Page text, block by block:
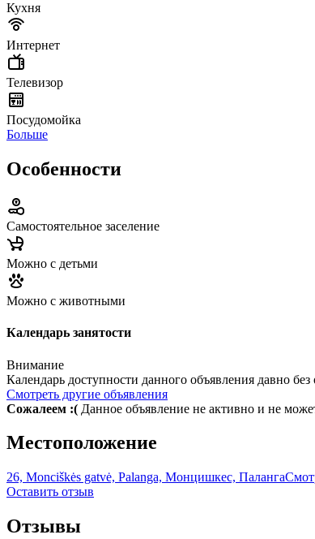
Кухня
Интернет
Телевизор
Посудомойка
Больше
Особенности
Самостоятельное заселение
Можно с детьми
Можно с животными
Календарь занятости
Внимание
Календарь доступности данного объявления давно
Смотреть другие объявления
Сожалеем :( Данное объявление не активно и не
Местоположение
26, Monciškės gatvė, Palanga, Монцишкес, Паланга
Оставить отзыв
Отзывы